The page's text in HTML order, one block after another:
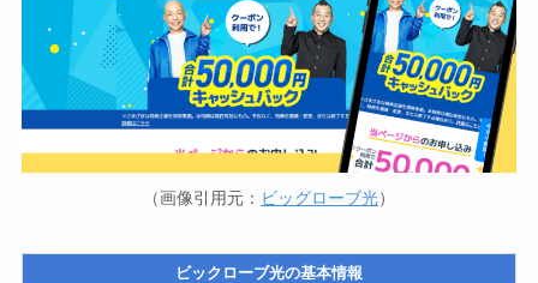
（画像引用元： ビッグローブ光）
ビックローブ光の基本情報